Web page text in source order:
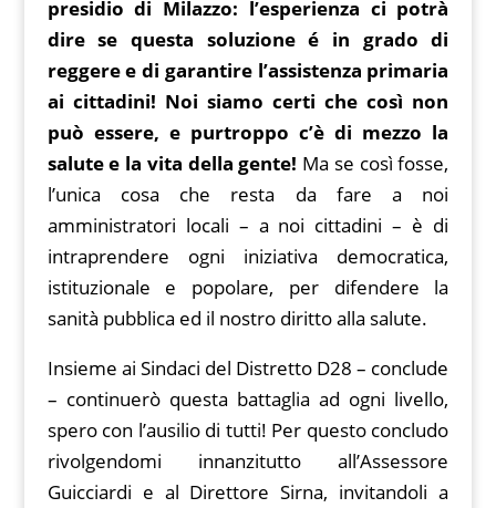
presidio di Milazzo: l’esperienza ci potrà
dire se questa soluzione é in grado di
reggere e di garantire l’assistenza primaria
ai cittadini! Noi siamo certi che così non
può essere, e purtroppo c’è di mezzo la
salute e la vita della gente! Ma se così fosse,
l’unica cosa che resta da fare a noi
amministratori locali – a noi cittadini – è di
intraprendere ogni iniziativa democratica,
istituzionale e popolare, per difendere la
sanità pubblica ed il nostro diritto alla salute.
Insieme ai Sindaci del Distretto D28 – conclude
– continuerò questa battaglia ad ogni livello,
spero con l’ausilio di tutti! Per questo concludo
rivolgendomi innanzitutto all’Assessore
Guicciardi e al Direttore Sirna, invitandoli a